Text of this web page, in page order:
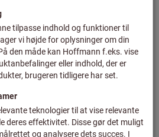
60° fræseplatte HB7720
Art.-nr.: 217281
7 varianter
Fra
600,35 DKK